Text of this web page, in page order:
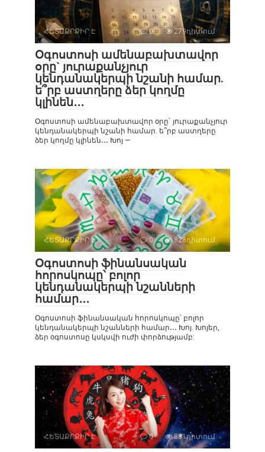
ՀԵՏԱՔՐՔԻՐ Է 0 279դիտում
Օգոստոսի ամենաբախտավոր
օրը` յուրաքանչյուր
կենդանակերպի նշանի համար.
ե՞րբ աստղերը ձեր կողմը
կլինեն․․․
Օգոստոսի ամենաբախտավոր օրը` յուրաքանչյուր
կենդանակերպի նշանի համար. ե՞րբ աստղերը
ձեր կողմը կլինեն․․․ Խոյ —
ՀԵՏԱՔՐՔԻՐ Է 0 828դիտում
Օգոստոսի ֆինանսական
հորոսկոպը՝ բոլոր
կենդանակերպի նշանների
համար․․․
Օգոստոսի ֆինանսական հորոսկոպը՝ բոլոր
կենդանակերպի նշանների համար․․․ Խոյ. Խոյեր,
ձեր օգոստոսը կսկսվի ուժի փորձությամբ:
ՀԵՏԱՔՐՔԻՐ Է 0 881դիտում